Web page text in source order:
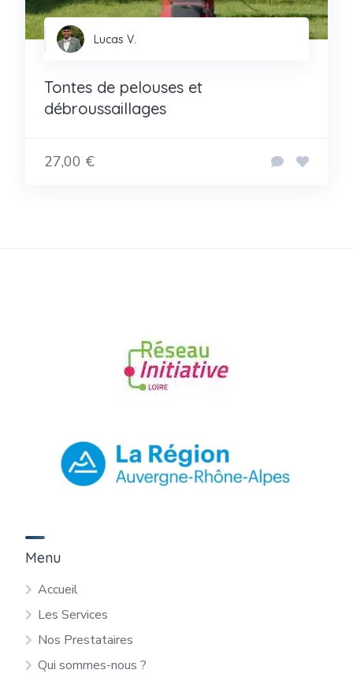
Lucas V.
Tontes de pelouses et
débroussaillages
27,00 €
Menu
Accueil
Les Services
Nos Prestataires
Qui sommes-nous ?